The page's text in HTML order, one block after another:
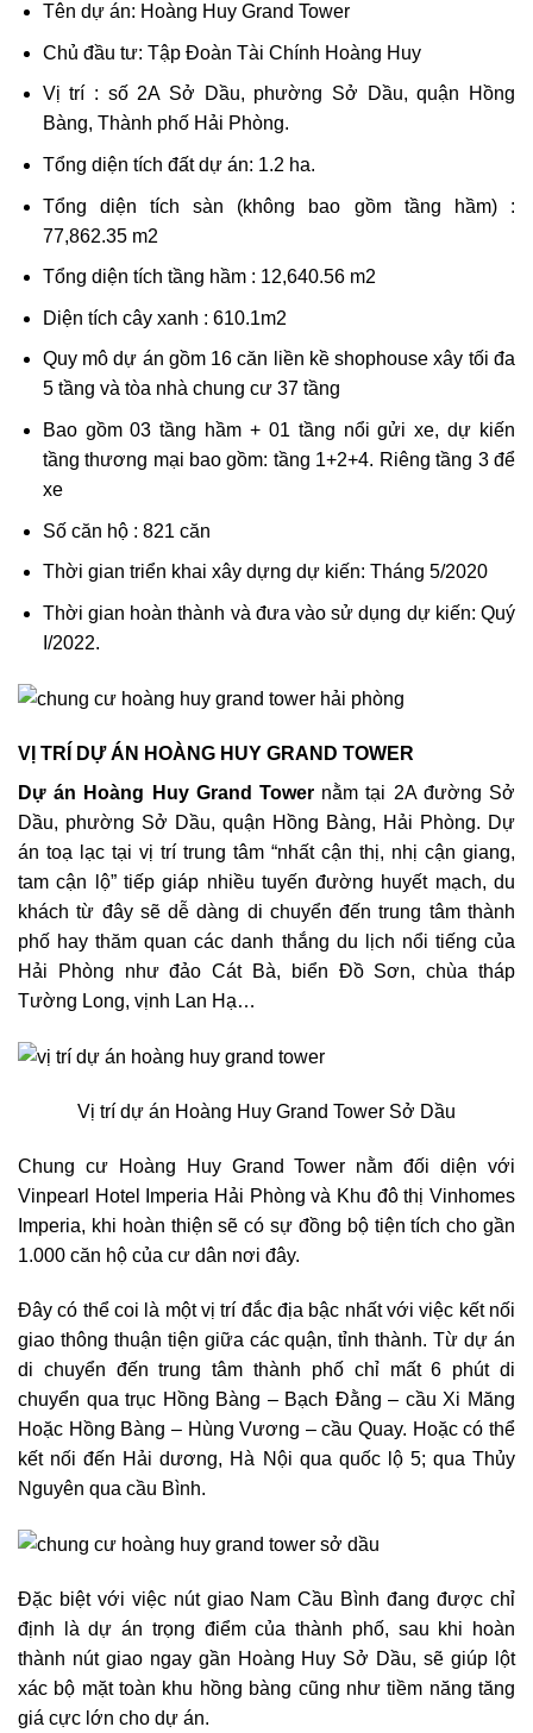
Tên dự án: Hoàng Huy Grand Tower
Chủ đầu tư: Tập Đoàn Tài Chính Hoàng Huy
Vị trí : số 2A Sở Dầu, phường Sở Dầu, quận Hồng
Bàng, Thành phố Hải Phòng.
Tổng diện tích đất dự án: 1.2 ha.
Tổng diện tích sàn (không bao gồm tầng hầm) :
77,862.35 m2
Tổng diện tích tầng hầm : 12,640.56 m2
Diện tích cây xanh : 610.1m2
Quy mô dự án gồm 16 căn liền kề shophouse xây tối đa
5 tầng và tòa nhà chung cư 37 tầng
Bao gồm 03 tầng hầm + 01 tầng nổi gửi xe, dự kiến
tầng thương mại bao gồm: tầng 1+2+4. Riêng tầng 3 để
xe
Số căn hộ : 821 căn
Thời gian triển khai xây dựng dự kiến: Tháng 5/2020
Thời gian hoàn thành và đưa vào sử dụng dự kiến: Quý
I/2022.
VỊ TRÍ DỰ ÁN HOÀNG HUY GRAND TOWER
Dự án Hoàng Huy Grand Tower nằm tại 2A đường Sở
Dầu, phường Sở Dầu, quận Hồng Bàng, Hải Phòng. Dự
án toạ lạc tại vị trí trung tâm “nhất cận thị, nhị cận giang,
tam cận lộ” tiếp giáp nhiều tuyến đường huyết mạch, du
khách từ đây sẽ dễ dàng di chuyển đến trung tâm thành
phố hay thăm quan các danh thắng du lịch nổi tiếng của
Hải Phòng như đảo Cát Bà, biển Đồ Sơn, chùa tháp
Tường Long, vịnh Lan Hạ…
Vị trí dự án Hoàng Huy Grand Tower Sở Dầu
Chung cư Hoàng Huy Grand Tower nằm đối diện với
Vinpearl Hotel Imperia Hải Phòng và Khu đô thị Vinhomes
Imperia, khi hoàn thiện sẽ có sự đồng bộ tiện tích cho gần
1.000 căn hộ của cư dân nơi đây.
Đây có thể coi là một vị trí đắc địa bậc nhất với việc kết nối
giao thông thuận tiện giữa các quận, tỉnh thành. Từ dự án
di chuyển đến trung tâm thành phố chỉ mất 6 phút di
chuyển qua trục Hồng Bàng – Bạch Đằng – cầu Xi Măng
Hoặc Hồng Bàng – Hùng Vương – cầu Quay. Hoặc có thể
kết nối đến Hải dương, Hà Nội qua quốc lộ 5; qua Thủy
Nguyên qua cầu Bình.
Đặc biệt với việc nút giao Nam Cầu Bình đang được chỉ
định là dự án trọng điểm của thành phố, sau khi hoàn
thành nút giao ngay gần Hoàng Huy Sở Dầu, sẽ giúp lột
xác bộ mặt toàn khu hồng bàng cũng như tiềm năng tăng
giá cực lớn cho dự án.